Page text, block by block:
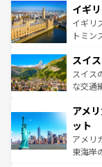
香り高
らに
も豊か
を参照
顔を持
ルリン
してラ
は、お酒
ドイツ
イギ
イギリ
トミン
リアご
ティー
戦など
ンツ一
スイス
スイス
な交通
の建物
博物館
ことが
者向け
アメ
ット
アメリ
東海岸